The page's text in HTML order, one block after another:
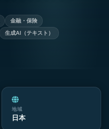
金融・保険
生成AI（テキスト）
地域
日本